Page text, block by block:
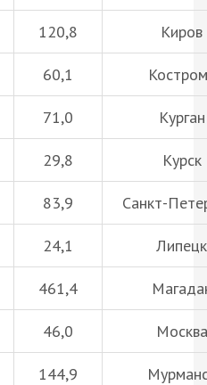
120,8 Киров
60,1
71,0 Курган
29,8 Курск
83,9 Санкт-
24,1 Липецк
461,4
46,0 Москва
144,9